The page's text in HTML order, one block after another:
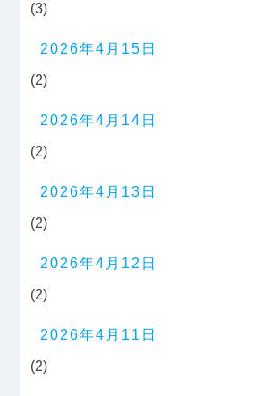
(3)
2026年4月15日
(2)
2026年4月14日
(2)
2026年4月13日
(2)
2026年4月12日
(2)
2026年4月11日
(2)